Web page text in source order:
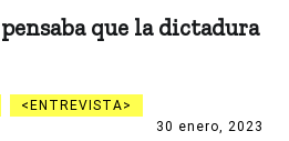
que la dictadura
ENTREVISTA
30 enero, 2023